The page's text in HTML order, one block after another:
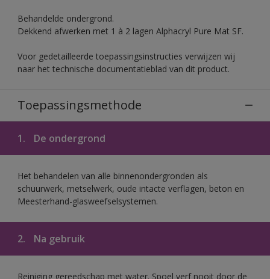
Behandelde ondergrond.
Dekkend afwerken met 1 à 2 lagen Alphacryl Pure Mat SF.
Voor gedetailleerde toepassingsinstructies verwijzen wij
naar het technische documentatieblad van dit product.
Toepassingsmethode
1. De ondergrond
Het behandelen van alle binnenondergronden als
schuurwerk, metselwerk, oude intacte verflagen, beton en
Meesterhand-glasweefselsystemen.
2. Na gebruik
Reiniging gereedschap met water. Spoel verf nooit door de